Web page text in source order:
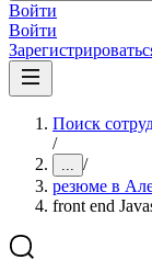
Войти
Войти
Поиск
/
... /
резюме в
front end